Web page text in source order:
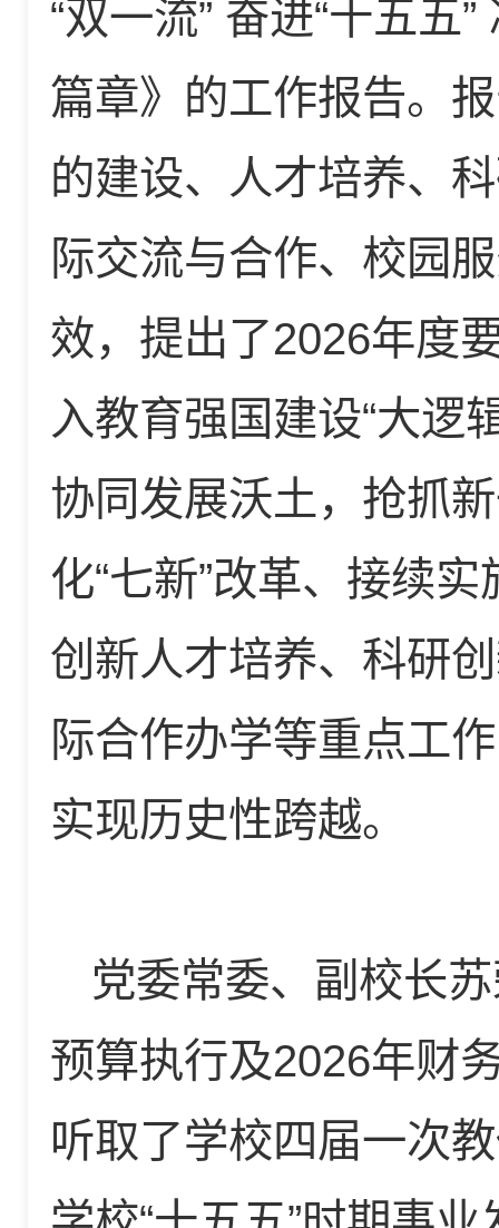
“双一流” 奋进“十五五
篇章》的工作报告。
的建设、人才培养、
际交流与合作、校园
效，提出了2026年度
入教育强国建设“大逻
协同发展沃土，抢抓
化“七新”改革、接续
创新人才培养、科研
际合作办学等重点工
实现历史性跨越。
党委常委、副校长
预算执行及2026年财
听取了学校四届一次